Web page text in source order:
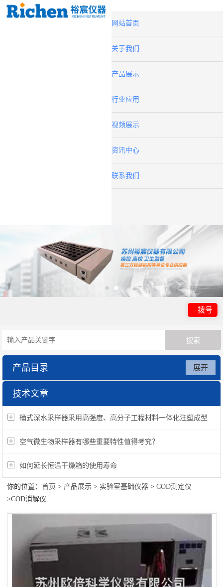
网站首页
关于我们
产品展示
行业应用
视频展示
资讯中心
联系我们
拨号
产品目录
实验室基础仪器
展开
技术文章
桶式深水采样器采用高强度、高分子工程材料一体化注塑成型
空气微生物采样器有哪些重要特性值得考究？
如何延长恒温干燥箱的使用寿命
你的位置：首页 > 产品展示 > 实验室基础仪器 >COD测定仪
>COD消解仪